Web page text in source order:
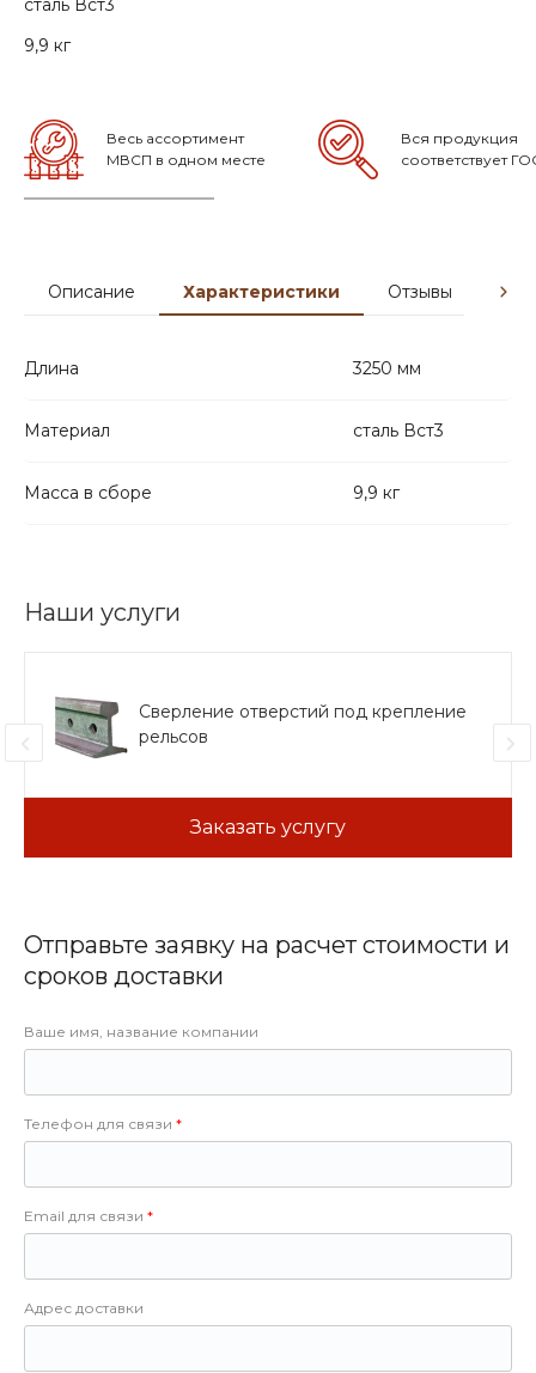
сталь Вст3
9,9 кг
Весь ассортимент
МВСП в одном месте
Вся продукция
соответствует
Описание Характеристики Отзывы
Длина 3250 мм
Материал сталь Вст3
Масса в сборе 9,9 кг
Наши услуги
Сверление отверстий под крепление
рельсов
Заказать услугу
Отправьте заявку на расчет стоимости и
сроков доставки
Ваше имя, название компании
Телефон для связи
Email для связи
Адрес доставки